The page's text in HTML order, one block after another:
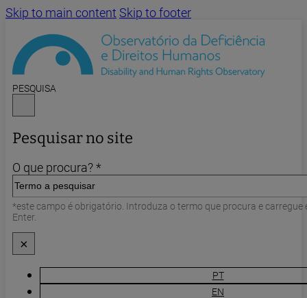
Skip to main content Skip to footer
PESQUISA
Pesquisar no site
O que procura? *
*este campo é obrigatório. Introduza o termo que procura e carregue
Enter.
×
PT
EN